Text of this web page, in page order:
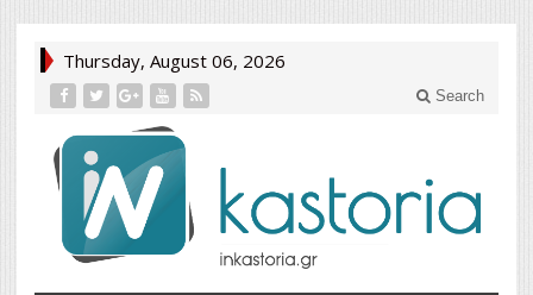
Thursday, August 06, 2026
Search